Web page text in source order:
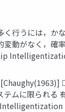
⾏うには，か
動がなく，確
ムに限られる